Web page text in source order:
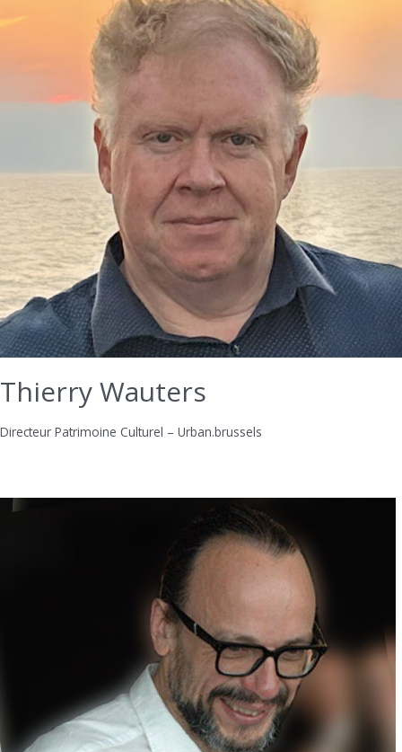
Thierry Wauters
Directeur Patrimoine Culturel – Urban.brussels